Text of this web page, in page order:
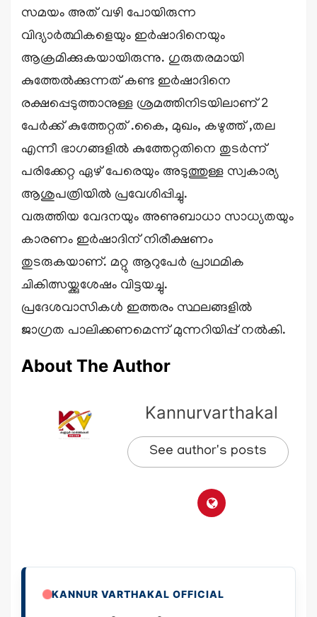
സമയം അത് വഴി പോയിരുന്ന
വിദ്യാർത്ഥികളെയും ഇർഷാദിനെയും
ആക്രമിക്കുകയായിരുന്നു. ഗുരുതരമായി
കുത്തേൽക്കുന്നത് കണ്ട ഇർഷാദിനെ
രക്ഷപ്പെടുത്താനുള്ള ശ്രമത്തിനിടയിലാണ് 2
പേർക്ക് കുത്തേറ്റത് .കൈ, മുഖം, കഴുത്ത് ,തല
എന്നീ ഭാഗങ്ങളിൽ കുത്തേറ്റതിനെ തുടർന്ന്
പരിക്കേറ്റ ഏഴ് പേരെയും അടുത്തുള്ള സ്വകാര്യ
ആശുപത്രിയിൽ പ്രവേശിപ്പിച്ചു.
വരുത്തിയ വേദനയും അണുബാധാ സാധ്യതയും
കാരണം ഇർഷാദിന് നിരീക്ഷണം
തുടരുകയാണ്. മറ്റു ആറുപേർ പ്രാഥമിക
ചികിത്സയ്ക്കുശേഷം വിട്ടയച്ചു.
പ്രദേശവാസികൾ ഇത്തരം സ്ഥലങ്ങളിൽ
ജാഗ്രത പാലിക്കണമെന്ന് മുന്നറിയിപ്പ് നൽകി.
About The Author
Kannurvarthakal
See author's posts
KANNUR VARTHAKAL OFFICIAL